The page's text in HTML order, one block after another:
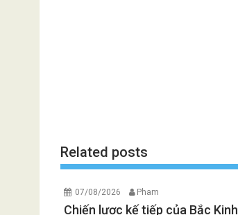
Related posts
07/08/2026 Pham
Chiến lược kế tiếp của Bắc Kinh